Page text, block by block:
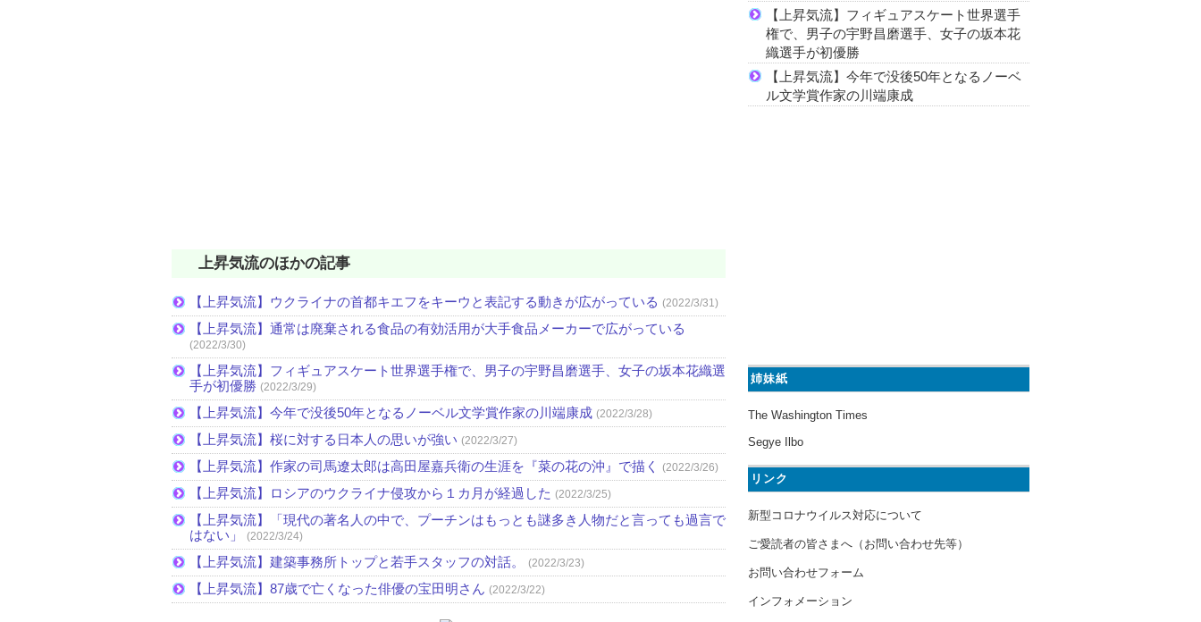
上昇気流のほかの記事
【上昇気流】ウクライナの首都キエフをキーウと表記する動きが広がっている (2022/3/31)
【上昇気流】通常は廃棄される食品の有効活用が大手食品メーカーで広がっている
(2022/3/30)
【上昇気流】フィギュアスケート世界選手権で、男子の宇野昌磨選手、女子の坂本花織選
手が初優勝 (2022/3/29)
【上昇気流】今年で没後50年となるノーベル文学賞作家の川端康成 (2022/3/28)
【上昇気流】桜に対する日本人の思いが強い (2022/3/27)
【上昇気流】作家の司馬遼太郎は高田屋嘉兵衛の生涯を『菜の花の沖』で描く (2022/3/26)
【上昇気流】ロシアのウクライナ侵攻から１カ月が経過した (2022/3/25)
【上昇気流】「現代の著名人の中で、プーチンはもっとも謎多き人物だと言っても過言で
はない」
(2022/3/24)
【上昇気流】建築事務所トップと若手スタッフの対話。 (2022/3/23)
【上昇気流】87歳で亡くなった俳優の宝田明さん (2022/3/22)
【上昇気流】フィギュアスケート世界選手
権で、男子の宇野昌磨選手、女子の坂本花
織選手が初優勝
【上昇気流】今年で没後50年となるノーベ
ル文学賞作家の川端康成
姉妹紙
The Washington Times
Segye Ilbo
リンク
新型コロナウイルス対応について
ご愛読者の皆さまへ（お問い合わせ先等）
お問い合わせフォーム
インフォメーション